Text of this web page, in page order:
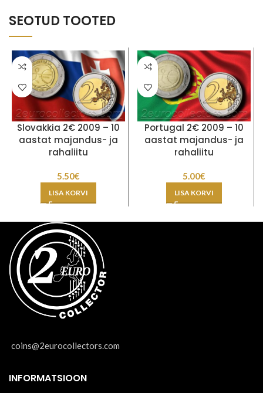
SEOTUD TOOTED
Slovakkia 2€ 2009 – 10
aastat majandus- ja
rahaliitu
5.50€
LISA KORVI
Portugal 2€ 2009 – 10
aastat majandus- ja
rahaliitu
5.00€
LISA KORVI
coins@2eurocollectors.com
INFORMATSIOON